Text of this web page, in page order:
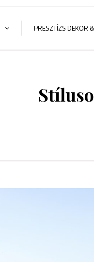
PRESZTÍZS DEKOR